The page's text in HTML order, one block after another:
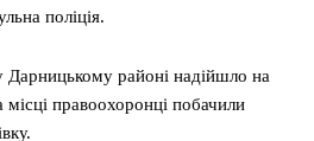
поліція.
районі надійшло на
правоохоронці побачили